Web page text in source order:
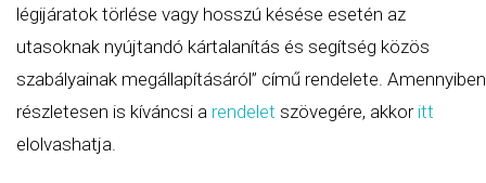
légijáratok törlése vagy hosszú késése esetén az
utasoknak nyújtandó kártalanítás és segítség közös
szabályainak megállapításáról” című rendelete. Amennyiben
részletesen is kíváncsi a rendelet szövegére, akkor itt
elolvashatja.